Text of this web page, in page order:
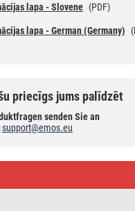
lapa - Slovene (PDF)
lapa - German (Germany)
priecīgs jums palīdzēt
senden Sie an
support@emos.eu